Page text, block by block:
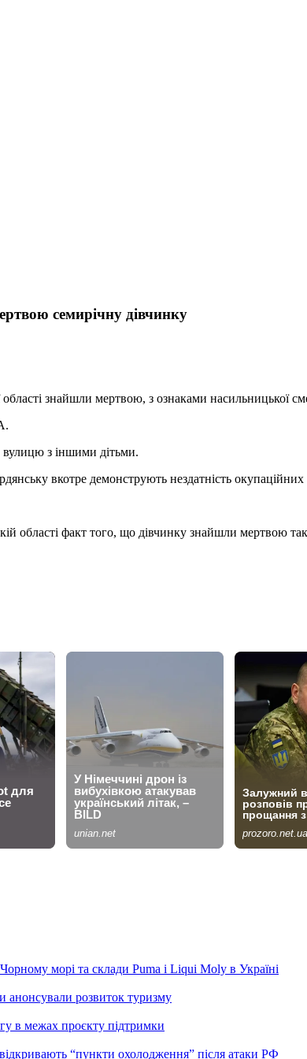
семирічну дівчинку
знайшли мертвою, з ознаками насильницької
вулицю з іншими дітьми.
вкотре демонструють нездатність
області факт того, що дівчинку знайшли мертвою
морі та склади Puma і Liqui Moly в Україні
анонсували розвиток туризму
в межах проєкту підтримки
“пункти охолодження” після атаки РФ